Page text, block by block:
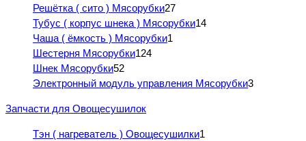
Решётка ( сито ) Мясорубки27
Тубус ( корпус шнека ) Мясорубки14
Чаша ( ёмкость ) Мясорубки1
Шестерня Мясорубки124
Шнек Мясорубки52
Электронный модуль управления Мясорубки3
Запчасти для Овощесушилок
Тэн ( нагреватель ) Овощесушилки1